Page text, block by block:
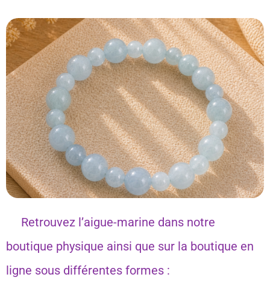
Retrouvez l’aigue-marine dans notre
boutique physique ainsi que sur la boutique en
ligne sous différentes formes :